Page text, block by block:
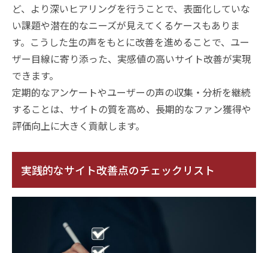
ど、より深いヒアリングを行うことで、表面化していな
い課題や潜在的なニーズが見えてくるケースもありま
す。こうした生の声をもとに改善を進めることで、ユー
ザー目線に寄り添った、実感値の高いサイト改善が実現
できます。
定期的なアンケートやユーザーの声の収集・分析を継続
することは、サイトの質を高め、長期的なファン獲得や
評価向上に大きく貢献します。
実践的なサイト改善点のチェックリスト